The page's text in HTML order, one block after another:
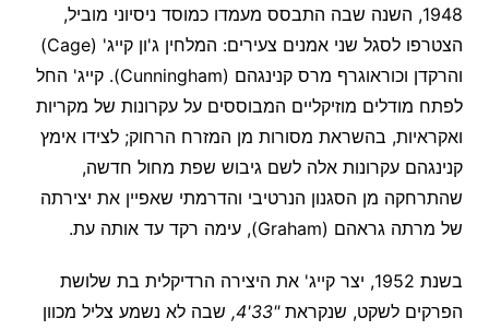
1948, השנה שבה התבסס מעמדו כמוסד ניסיוני מוביל,
הצטרפו לסגל שני אמנים צעירים: המלחין ג'ון קייג' (Cage)
והרקדן וכוראוגרף מרס קנינגהם (Cunningham). קייג' החל
לפתח מודלים מוזיקליים המבוססים על עקרונות של מקריות
ואקראיות, בהשראת מסורות מן המזרח הרחוק; לצידו אימץ
קנינגהם עקרונות אלה לשם גיבוש שפת מחול חדשה,
שהתרחקה מן הסגנון הנרטיבי והדרמתי שאפיין את יצירתה
של מרתה גראהם (Graham), עימה רקד עד אותה עת.
בשנת 1952, יצר קייג' את היצירה הרדיקלית בת שלושת
הפרקים לשקט, שנקראת"33'4,
שבה לא נשמע צליל מכוון